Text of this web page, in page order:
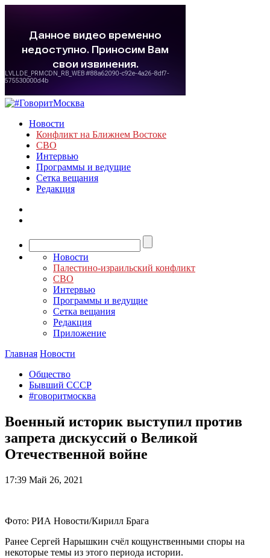
Новости
Конфликт на Ближнем Востоке
СВО
Интервью
Программы и ведущие
Сетка вещания
Редакция
Новости
Палестино-израильский конфликт
СВО
Интервью
Программы и ведущие
Сетка вещания
Редакция
Приложение
Главная Новости
Общество
Бывший СССР
#говоритмосква
Военный историк выступил против
запрета дискуссий о Великой
Отечественной войне
17:39 Май 26, 2021
Фото: РИА Новости/Кирилл Брага
Ранее Сергей Нарышкин счёл кощунственными споры на
некоторые темы из этого периода истории.